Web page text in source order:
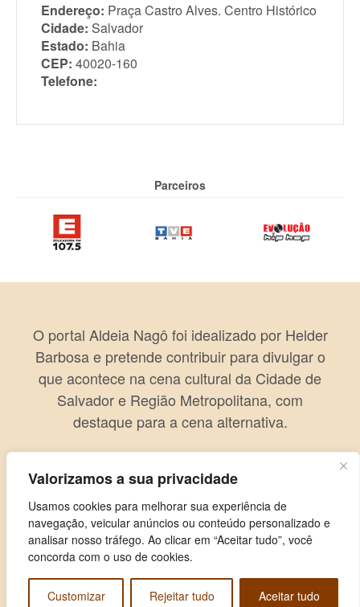
Valorizamos a sua privacidade
Usamos cookies para melhorar sua experiência de
navegação, veicular anúncios ou conteúdo personalizado e
analisar nosso tráfego. Ao clicar em “Aceitar tudo”, você
concorda com o uso de cookies.
Customizar Rejeitar tudo Aceitar tudo
Endereço: Praça Castro Alves. Centro Histórico
Cidade: Salvador
Estado: Bahia
CEP: 40020-160
Telefone:
Parceiros
O portal Aldeia Nagô foi idealizado por Helder
Barbosa e pretende contribuir para divulgar o
que acontece na cena cultural da Cidade de
Salvador e Região Metropolitana, com
destaque para a cena alternativa.